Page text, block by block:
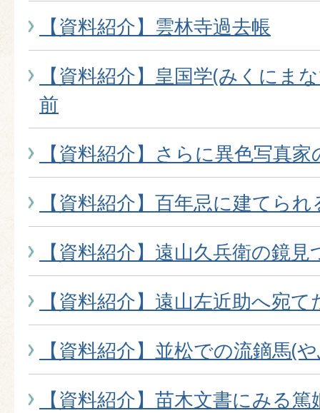
【資料紹介】雲林寺過去帳
【資料紹介】皇国学(みくにま
前
【資料紹介】さらに異色写真
【資料紹介】百年忌に建てら
【資料紹介】遠山久兵衛の鏡見
【資料紹介】遠山左近助へ宛
【資料紹介】並松での流鏑馬(
【資料紹介】苗木文書にみる篤